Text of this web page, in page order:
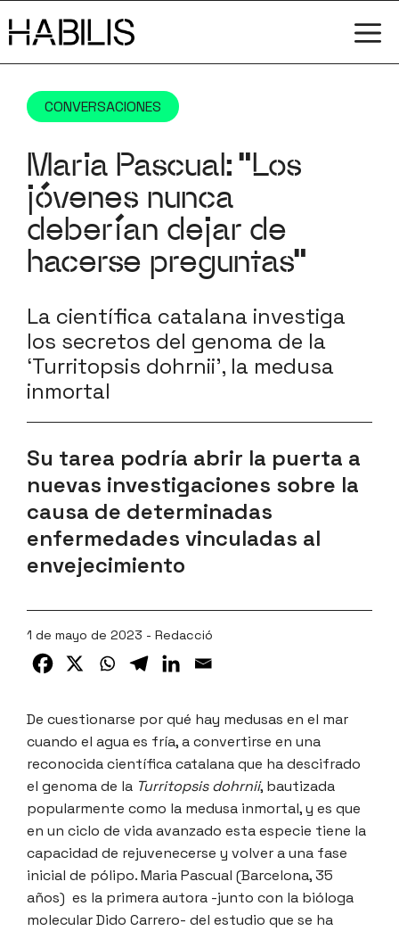
al
CONVERSACIONES
Maria Pascual: “Los
jóvenes nunca
deberían dejar de
hacerse preguntas”
La científica catalana investiga
los secretos del genoma de la
‘Turritopsis dohrnii’, la medusa
inmortal
Su tarea podría abrir la puerta a
nuevas investigaciones sobre la
causa de determinadas
enfermedades vinculadas al
envejecimiento
1 de mayo de 2023 - Redacció
De cuestionarse por qué hay medusas en el mar
cuando el agua es fría, a convertirse en una
reconocida científica catalana que ha descifrado
el genoma de la Turritopsis dohrnii, bautizada
popularmente como la medusa inmortal, y es que
en un ciclo de vida avanzado esta especie tiene la
capacidad de rejuvenecerse y volver a una fase
inicial de pólipo. Maria Pascual (Barcelona, 35
años) es la primera autora -junto con la bióloga
molecular Dido Carrero- del estudio que se ha